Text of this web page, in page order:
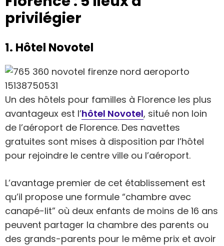
privilégier
1. Hôtel Novotel
Un des hôtels pour familles à Florence les plus
avantageux est l’hôtel Novotel, situé non loin
de l’aéroport de Florence. Des navettes
gratuites sont mises à disposition par l’hôtel
pour rejoindre le centre ville ou l’aéroport.
L’avantage premier de cet établissement est
qu’il propose une formule “chambre avec
canapé-lit” où deux enfants de moins de 16 ans
peuvent partager la chambre des parents ou
des grands-parents pour le même prix et avoir